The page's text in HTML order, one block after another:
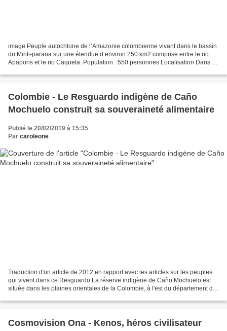
image Peuple autochtone de l’Amazonie colombienne vivant dans le bassin
du Miriti-parana sur une étendue d’environ 250 km2 comprise entre le rio
Apaporis et le rio Caqueta. Population : 550 personnes Localisation Dans le
Colombie - Le Resguardo indigène de Caño
Mochuelo construit sa souveraineté alimentaire
Publié le 20/02/2019 à 15:35
Par caroleone
Traduction d'un article de 2012 en rapport avec les articles sur les peuples
qui vivent dans ce Resguardo La réserve indigène de Caño Mochuelo est
située dans les plaines orientales de la Colombie, à l'est du département de
Cosmovision Ona - Kenos, héros civilisateur